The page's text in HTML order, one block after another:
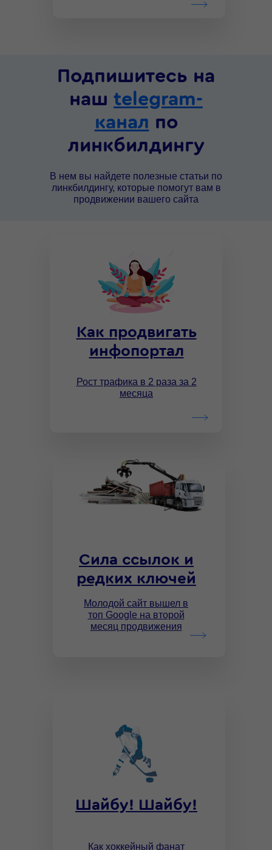
Подпишитесь на
наш telegram-
канал по
линкбилдингу
В нем вы найдете полезные статьи по
линкбилдингу, которые помогут вам в
продвижении вашего сайта
Рост трафика в 2 раза за 2
месяца
Молодой сайт вышел в
топ Google на второй
месяц продвижения
Как хоккейный фанат
Как продвигать
инфопортал
Сила ссылок и
редких ключей
Шайбу! Шайбу!